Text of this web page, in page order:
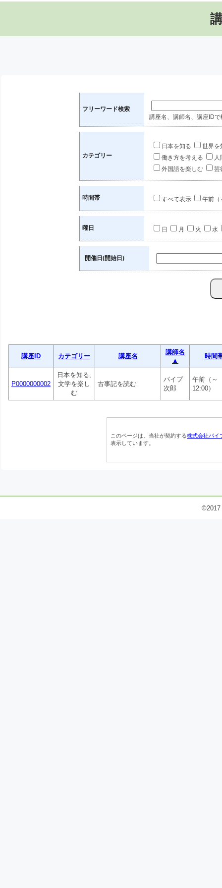
フリーワード検索
講座名、講師名、講座IDで
カテゴリー
日本を知る
世界を
働き方を考える
人
外国語を楽しむ
芸
時間帯 すべて表示 午前（
曜日 日 月 火 水
開催日(開始日)
講座ID カテゴリー 講座名
講師名
▲
時間
P0000000002
日本を知る,
文学を楽し
む
古事記を読む
パイプ
次郎
午前（～
12:00）
このページは、当社が契約する株式会社パイ
表示しています。
©2017